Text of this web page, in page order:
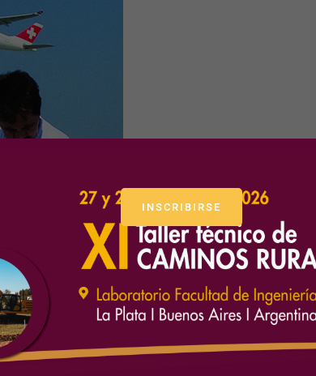
para el sellado de juntas
INSCRIBIRSE